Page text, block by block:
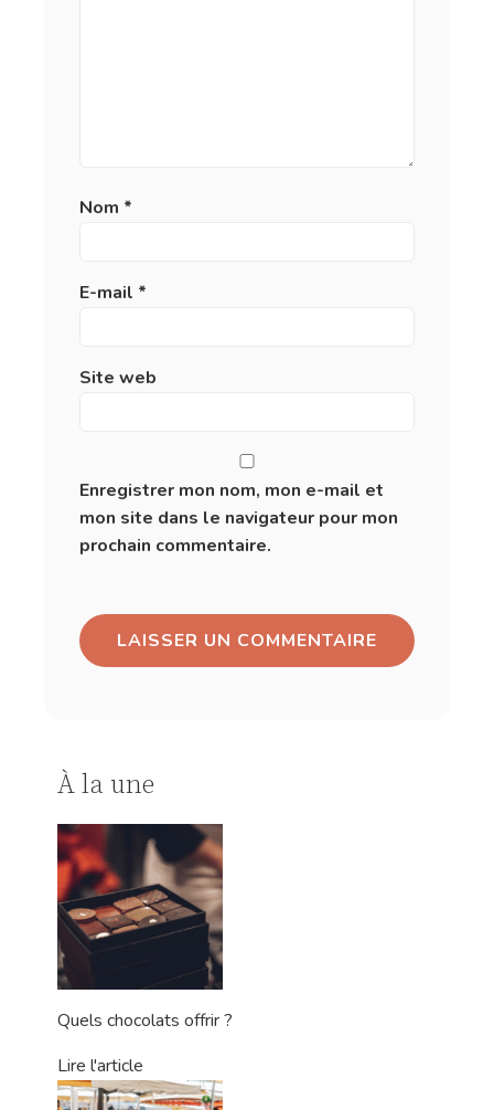
Nom *
E-mail *
Site web
Enregistrer mon nom, mon e-mail et
mon site dans le navigateur pour mon
prochain commentaire.
À la une
Quels chocolats offrir ?
Lire l'article